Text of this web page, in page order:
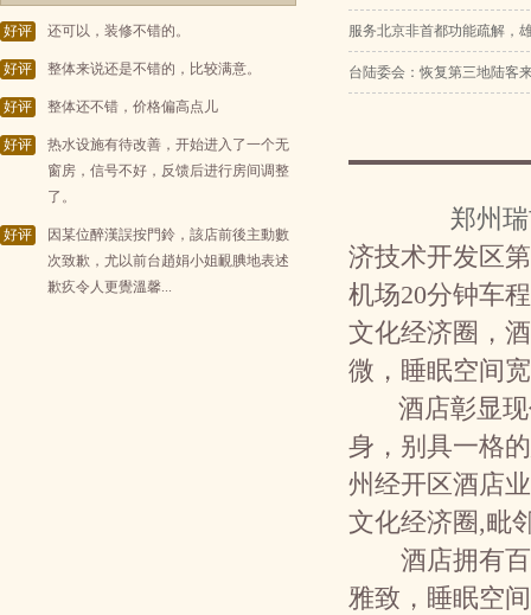
好评 还可以，装修不错的。
好评 整体来说还是不错的，比较满意。
好评 整体还不错，价格偏高点儿
好评
热水设施有待改善，开始进入了一个无
窗房，信号不好，反馈后进行房间调整
了。
好评
因某位醉漢誤按門鈴，該店前後主動數
次致歉，尤以前台趙娟小姐靦腆地表述
歉疚令人更覺溫馨...
服务北京非首都功能疏解，
台陆委会：恢复第三地陆客
郑州
济技术开发区
机场20分钟车
文化经济圈，
微，睡眠空间
酒店彰显现
身，别具一格
州经开区酒店
文化经济圈,毗
酒店拥有百
雅致，睡眠空